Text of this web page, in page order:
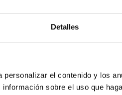
Detalles
el contenido y los
sobre el uso que